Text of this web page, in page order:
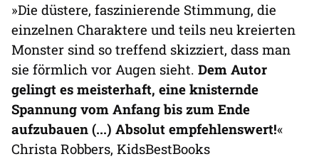
»Die düstere, faszinierende Stimmung, die
einzelnen Charaktere und teils neu kreierten
Monster sind so treffend skizziert, dass man
sie förmlich vor Augen sieht. Dem Autor
gelingt es meisterhaft, eine knisternde
Spannung vom Anfang bis zum Ende
aufzubauen (...) Absolut empfehlenswert!«
Christa Robbers, KidsBestBooks